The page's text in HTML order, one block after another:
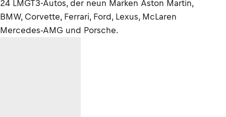
24 LMGT3-Autos, der neun Marken Aston Martin,
BMW, Corvette, Ferrari, Ford, Lexus, McLaren
Mercedes-AMG und Porsche.